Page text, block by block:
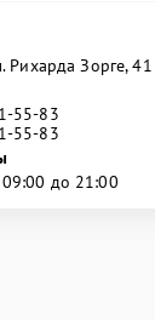
Рихарда Зорге, 41
55-83
55-83
до 21:00